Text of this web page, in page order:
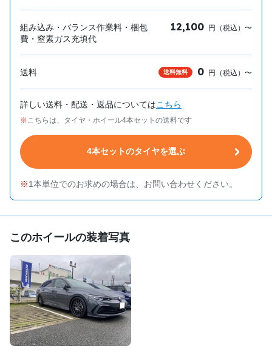
組み込み・バランス作業料・梱包
費・窒素ガス充填代
12,100 円（税込）〜
送料 送料無料 0 円（税込）〜
詳しい送料・配送・返品についてはこちら
こちらは、タイヤ・ホイール4本セットの送料です
4本セットのタイヤを選ぶ
1本単位でのお求めの場合は、お問い合わせください。
このホイールの装着写真